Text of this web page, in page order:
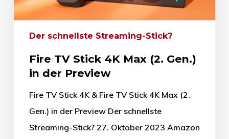
Der schnellste Streaming-Stick?
Fire TV Stick 4K Max (2. Gen.)
in der Preview
Fire TV Stick 4K & Fire TV Stick 4K Max (2.
Gen.) in der Preview Der schnellste
Streaming-Stick? 27. Oktober 2023 Amazon